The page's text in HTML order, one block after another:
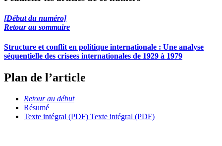
[Début du numéro]
Retour au sommaire
Structure et conflit en politique internationale : Une analyse
séquentielle des crisees internationales de 1929 à 1979
Plan de l’article
Retour au début
Résumé
Texte intégral (PDF) Texte intégral (PDF)